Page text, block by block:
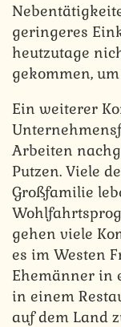
geringeres
heutzutage
gekommen,
Ein weiterer
Arbeiten
Putzen. Viele
Großfamilie
gehen viele
es im Westen
Ehemänner in
in einem
auf dem Land